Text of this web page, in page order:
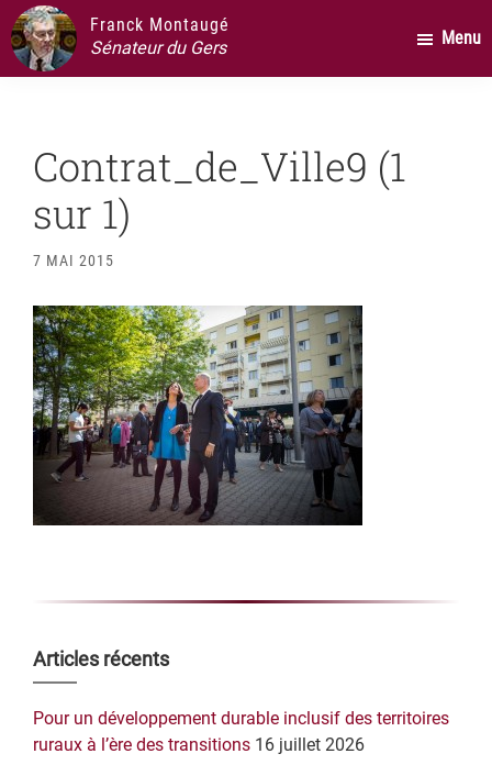
Passer
au
contenu
Passer
la
principale
Passer
au
pied
Franck Montaugé
Sénateur du Gers
Menu
Contrat_de_Ville9 (1
sur 1)
7 MAI 2015
Barre
latérale
principale
Articles récents
Pour un développement durable inclusif des territoires
ruraux à l’ère des transitions 16 juillet 2026